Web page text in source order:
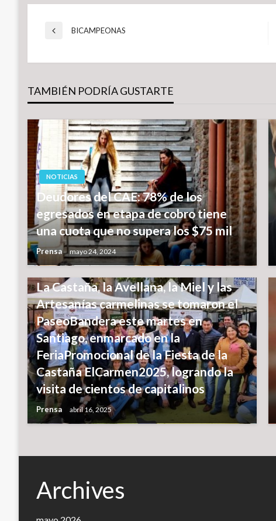
Navegación
de
entradas
Entrada
BICAMPEONAS
TAMBIÉN PODRÍA GUSTARTE
NOTICIAS
Deudores del CAE: 78% de los
egresados en etapa de cobro tiene
una cuota que no supera los $75 mil
Prensa mayo 24, 2024
NOTICIAS
La Castaña, la Avellana, la Miel y las
Artesanías carmelinas se tomaron el
PaseoBandera este martes en
Santiago, enmarcado en la
FeriaPromocional de la Fiesta de la
Castaña ElCarmen2025, logrando la
visita de cientos de capitalinos
Prensa abril 16, 2025
Archives